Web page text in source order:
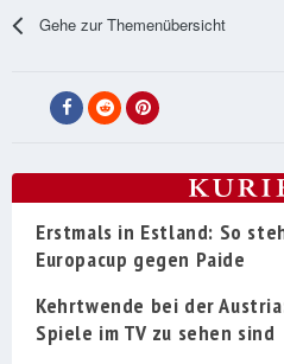
Gehe zur Themenübersicht
Erstmals in Estland: So
Europacup gegen Paide
Kehrtwende bei der
Spiele im TV zu sehen sind